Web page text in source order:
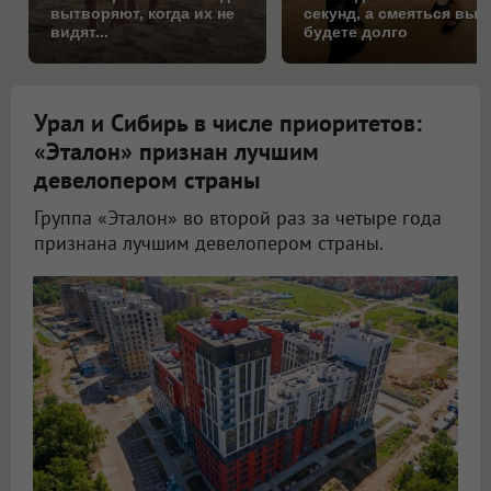
вытворяют, когда их не
видят...
секунд, а смеяться вы
будете долго
Урал и Сибирь в числе приоритетов:
«Эталон» признан лучшим
девелопером страны
Группа «Эталон» во второй раз за четыре года
признана лучшим девелопером страны.